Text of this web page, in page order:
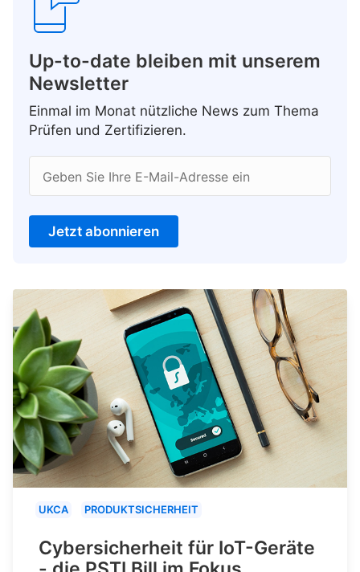
Up-to-date bleiben mit unserem
Newsletter
Einmal im Monat nützliche News zum Thema
Prüfen und Zertifizieren.
Geben Sie Ihre E-Mail-Adresse ein
Jetzt abonnieren
UKCA PRODUKTSICHERHEIT
Cybersicherheit für IoT-Geräte